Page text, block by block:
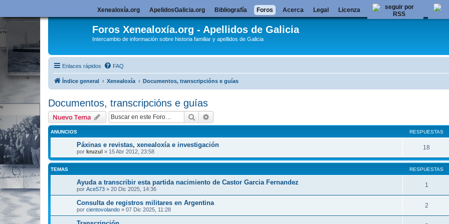
Foros Xenealoxía.org - Apellidos de Galicia
Intercambio de información sobre historia familiar y apellidos de Galicia
Enlaces rápidos FAQ
Índice general Xenealoxía Documentos, transcripcións e guías
Documentos, transcripcións e guías
Nuevo Tema Buscar
ANUNCIOS RESPUESTAS
Páxinas e revistas, xenealoxía e investigación
por kruzul » 15 Abr 2012, 23:58
18
TEMAS RESPUESTAS
Ayuda a transcribir esta partida nacimiento de Castor Garcia Fernandez
por Ace573 » 20 Dic 2025, 14:36
1
Consulta de registros militares en Argentina
por cientovolando » 07 Dic 2025, 11:28
2
Xenealoxía.org ApelidosGalicia.org Bibliografía Foros Acerca Legal Licenza